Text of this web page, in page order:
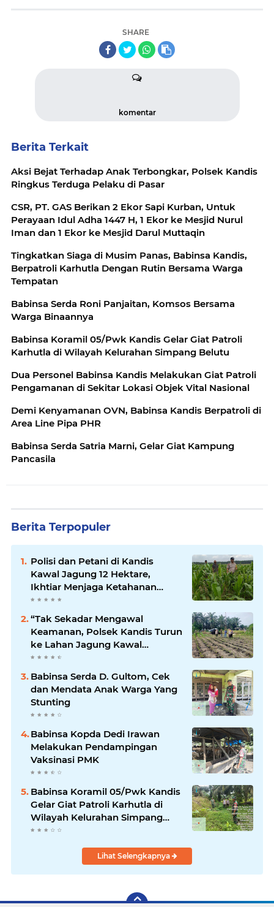
SHARE
komentar
Berita Terkait
Aksi Bejat Terhadap Anak Terbongkar, Polsek Kandis
Ringkus Terduga Pelaku di Pasar
CSR, PT. GAS Berikan 2 Ekor Sapi Kurban, Untuk
Perayaan Idul Adha 1447 H, 1 Ekor ke Mesjid Nurul
Iman dan 1 Ekor ke Mesjid Darul Muttaqin
Tingkatkan Siaga di Musim Panas, Babinsa Kandis,
Berpatroli Karhutla Dengan Rutin Bersama Warga
Tempatan
Babinsa Serda Roni Panjaitan, Komsos Bersama
Warga Binaannya
Babinsa Koramil 05/Pwk Kandis Gelar Giat Patroli
Karhutla di Wilayah Kelurahan Simpang Belutu
Dua Personel Babinsa Kandis Melakukan Giat Patroli
Pengamanan di Sekitar Lokasi Objek Vital Nasional
Demi Kenyamanan OVN, Babinsa Kandis Berpatroli di
Area Line Pipa PHR
Babinsa Serda Satria Marni, Gelar Giat Kampung
Pancasila
Berita Terpopuler
Polisi dan Petani di Kandis
Kawal Jagung 12 Hektare,
Ikhtiar Menjaga Ketahanan
Pangan
“Tak Sekadar Mengawal
Keamanan, Polsek Kandis Turun
ke Lahan Jagung Kawal
Ketahanan Pangan
Babinsa Serda D. Gultom, Cek
dan Mendata Anak Warga Yang
Stunting
Babinsa Kopda Dedi Irawan
Melakukan Pendampingan
Vaksinasi PMK
Babinsa Koramil 05/Pwk Kandis
Gelar Giat Patroli Karhutla di
Wilayah Kelurahan Simpang
Belutu
Lihat Selengkapnya